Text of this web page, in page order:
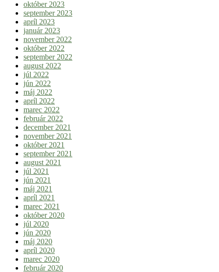
október 2023
september 2023
apríl 2023
január 2023
november 2022
október 2022
september 2022
august 2022
júl 2022
jún 2022
máj 2022
apríl 2022
marec 2022
február 2022
december 2021
november 2021
október 2021
september 2021
august 2021
júl 2021
jún 2021
máj 2021
apríl 2021
marec 2021
október 2020
júl 2020
jún 2020
máj 2020
apríl 2020
marec 2020
február 2020